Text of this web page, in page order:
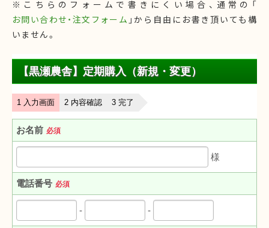
※こちらのフォームで書きにくい場合、通常の「
お問い合わせ・注文フォーム 」から自由にお書き頂いても構
いません。